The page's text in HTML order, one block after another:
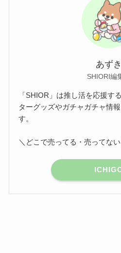
あずき
SHIORI編
「SHIOR」は推し活を応援す
ターグッズやガチャガチャ情
す。
＼どこで売ってる・売ってな